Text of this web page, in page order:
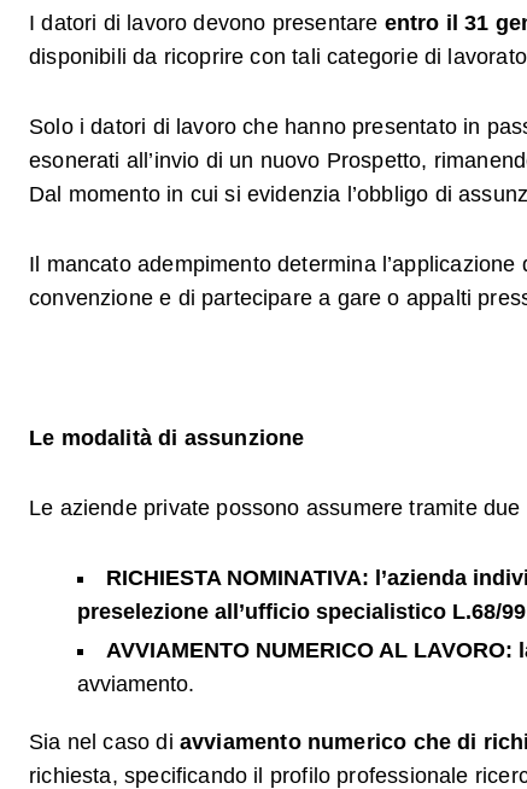
I datori di lavoro devono presentare entro il 31
disponibili da ricoprire con tali categorie di
Solo i datori di lavoro che hanno presentato in
esonerati all’invio di un nuovo Prospetto,
Dal momento in cui si evidenzia l’obbligo di
Il mancato adempimento determina
convenzione e di partecipare a gare o appalti
Le modalità di assunzione
Le aziende private possono assumere tramite due
RICHIESTA NOMINATIVA: l’azienda
preselezione all’ufficio specialistico L.68/99
AVVIAMENTO NUMERICO AL
avviamento.
Sia nel caso di avviamento numerico che di
richiesta, specificando il profilo professionale